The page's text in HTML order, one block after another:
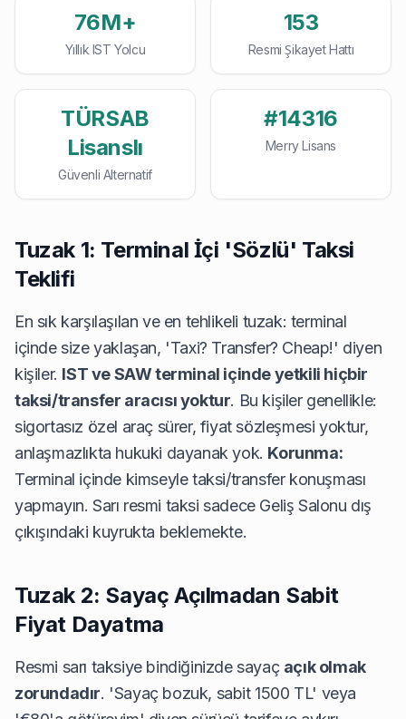
76M+
Yıllık IST Yolcu
153
Resmi Şikayet Hattı
TÜRSAB
Lisanslı
Güvenli Alternatif
#14316
Merry Lisans
Tuzak 1: Terminal İçi 'Sözlü' Taksi
Teklifi
En sık karşılaşılan ve en tehlikeli tuzak: terminal
içinde size yaklaşan, 'Taxi? Transfer? Cheap!' diyen
kişiler. IST ve SAW terminal içinde yetkili hiçbir
taksi/transfer aracısı yoktur. Bu kişiler genellikle:
sigortasız özel araç sürer, fiyat sözleşmesi yoktur,
anlaşmazlıkta hukuki dayanak yok. Korunma:
Terminal içinde kimseyle taksi/transfer konuşması
yapmayın. Sarı resmi taksi sadece Geliş Salonu dış
çıkışındaki kuyrukta beklemekte.
Tuzak 2: Sayaç Açılmadan Sabit
Fiyat Dayatma
Resmi sarı taksiye bindiğinizde sayaç açık olmak
zorundadır. 'Sayaç bozuk, sabit 1500 TL' veya